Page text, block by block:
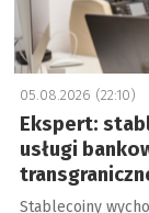
05.08.2026 (22:10)
Ekspert:
usługi
Stablecoiny